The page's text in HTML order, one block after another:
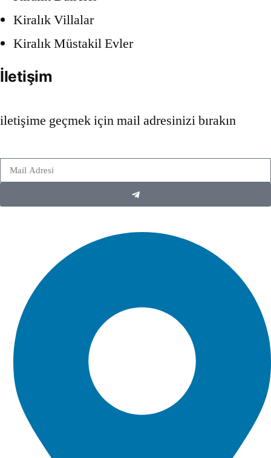
Kiralık Villalar
Kiralık Müstakil Evler
İletişim
iletişime geçmek için mail adresinizi bırakın